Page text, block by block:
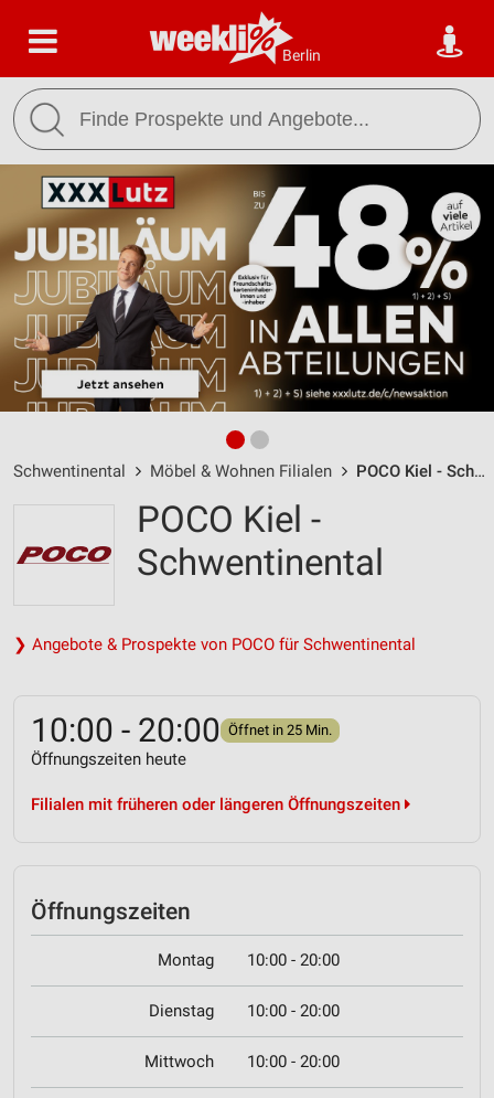
Berlin
Schwentinental Möbel & Wohnen Filialen POCO Kiel - Schwentinental / Mergenthalerstraße 22 - Öffnungszeiten & Adresse
POCO Kiel -
Schwentinental
❯ Angebote & Prospekte von POCO für Schwentinental
10:00 - 20:00 Öffnet in 25 Min.
Öffnungszeiten heute
Filialen mit früheren oder längeren Öffnungszeiten
Öffnungszeiten
Montag 10:00 - 20:00
Dienstag 10:00 - 20:00
Mittwoch 10:00 - 20:00